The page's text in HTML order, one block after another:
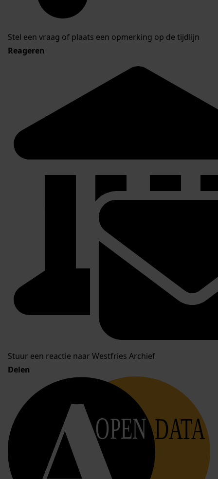
Stel een vraag of plaats een opmerking op de tijdlijn
Reageren
Stuur een reactie naar Westfries Archief
Delen
OPEN DATA